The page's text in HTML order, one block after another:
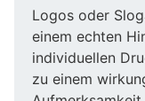
Logos oder
einem echten
individuellen
zu einem